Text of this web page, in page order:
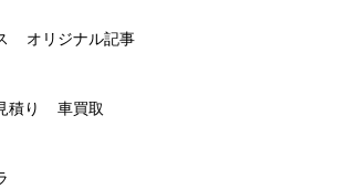
オリジナル記事
積り 車買取